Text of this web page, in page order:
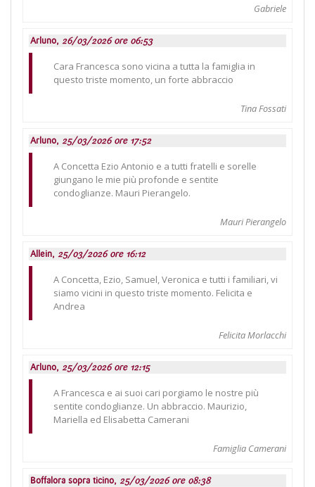
Gabriele
Arluno, 26/03/2026 ore 06:53
Cara Francesca sono vicina a tutta la famiglia in
questo triste momento, un forte abbraccio
Tina Fossati
Arluno, 25/03/2026 ore 17:52
A Concetta Ezio Antonio e a tutti fratelli e sorelle
giungano le mie più profonde e sentite
condoglianze. Mauri Pierangelo.
Mauri Pierangelo
Allein, 25/03/2026 ore 16:12
A Concetta, Ezio, Samuel, Veronica e tutti i familiari, vi
siamo vicini in questo triste momento. Felicita e
Andrea
Felicita Morlacchi
Arluno, 25/03/2026 ore 12:15
A Francesca e ai suoi cari porgiamo le nostre più
sentite condoglianze. Un abbraccio. Maurizio,
Mariella ed Elisabetta Camerani
Famiglia Camerani
Boffalora sopra ticino, 25/03/2026 ore 08:38